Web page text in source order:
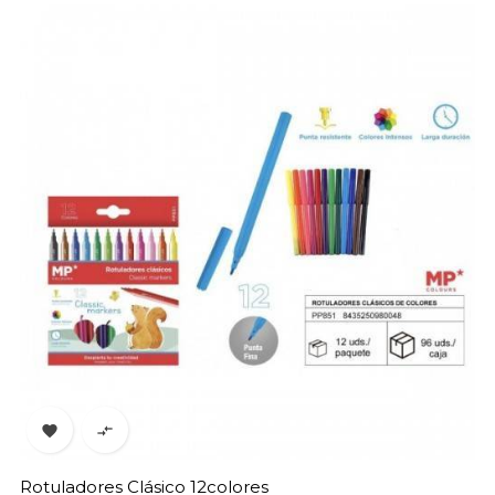
 
Rotuladores Clásico 12colores